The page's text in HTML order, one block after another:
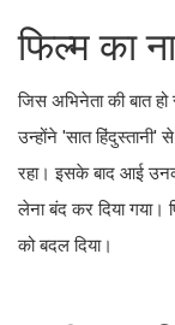
फिल्म का
जिस अभिनेता की बात
उन्होंने 'सात
रहा। इसके बाद आई
लेना बंद कर दिया
को बदल दिया।